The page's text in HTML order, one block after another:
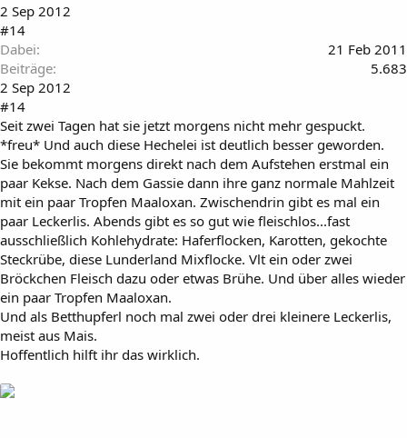
2 Sep 2012
#14
Dabei
21 Feb 2011
Beiträge
5.683
2 Sep 2012
#14
Seit zwei Tagen hat sie jetzt morgens nicht mehr gespuckt.
*freu* Und auch diese Hechelei ist deutlich besser geworden.
Sie bekommt morgens direkt nach dem Aufstehen erstmal ein
paar Kekse. Nach dem Gassie dann ihre ganz normale Mahlzeit
mit ein paar Tropfen Maaloxan. Zwischendrin gibt es mal ein
paar Leckerlis. Abends gibt es so gut wie fleischlos...fast
ausschließlich Kohlehydrate: Haferflocken, Karotten, gekochte
Steckrübe, diese Lunderland Mixflocke. Vlt ein oder zwei
Bröckchen Fleisch dazu oder etwas Brühe. Und über alles wieder
ein paar Tropfen Maaloxan.
Und als Betthupferl noch mal zwei oder drei kleinere Leckerlis,
meist aus Mais.
Hoffentlich hilft ihr das wirklich.